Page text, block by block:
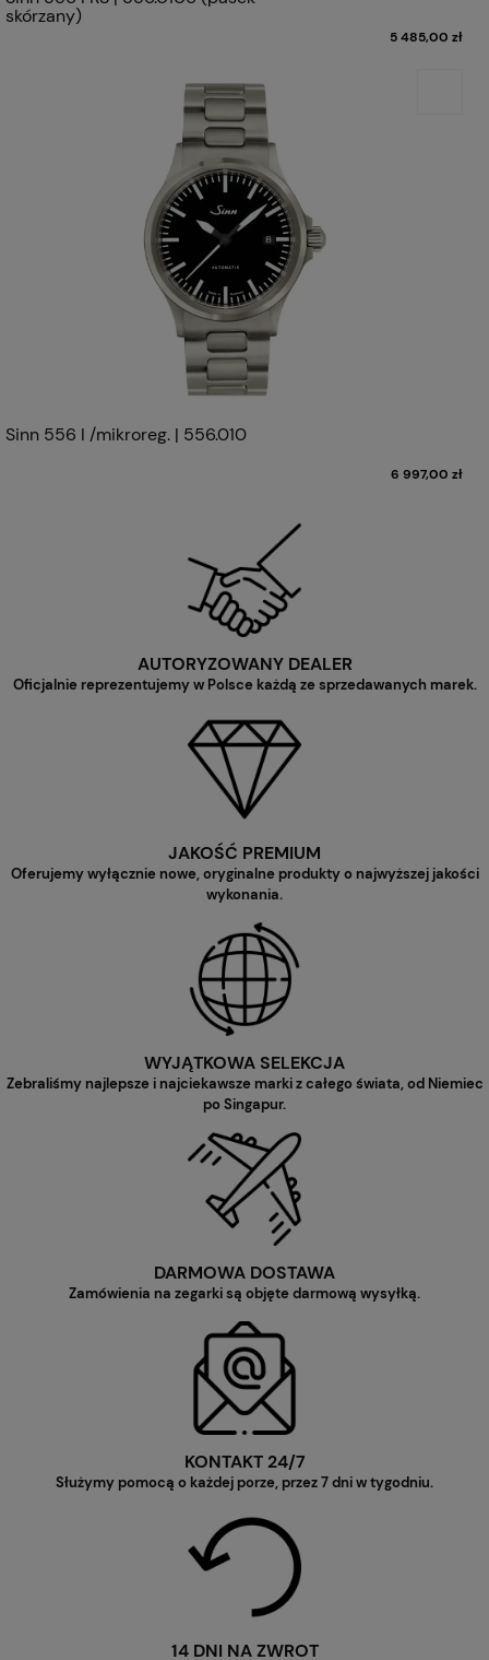
skórzany)
5 485,00 zł
Sinn 556 I /mikroreg. | 556.010
6 997,00 zł
AUTORYZOWANY DEALER
Oficjalnie reprezentujemy w Polsce każdą ze sprzedawanych marek.
JAKOŚĆ PREMIUM
Oferujemy wyłącznie nowe, oryginalne produkty o najwyższej jakości
wykonania.
WYJĄTKOWA SELEKCJA
Zebraliśmy najlepsze i najciekawsze marki z całego świata, od Niemiec
po Singapur.
DARMOWA DOSTAWA
Zamówienia na zegarki są objęte darmową wysyłką.
KONTAKT 24/7
Służymy pomocą o każdej porze, przez 7 dni w tygodniu.
14 DNI NA ZWROT